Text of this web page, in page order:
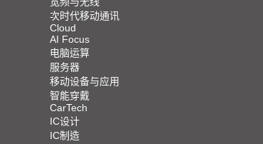
次时代移动通讯
Cloud
AI Focus
电脑运算
服务器
移动设备与应用
智能穿戴
CarTech
IC设计
IC制造